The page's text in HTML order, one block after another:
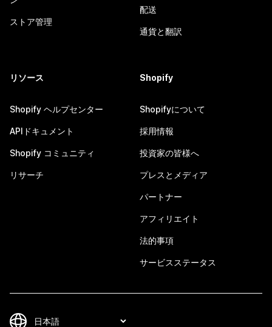
ストア管理
配送
通貨と翻訳
リソース
Shopify ヘルプセンター
APIドキュメント
Shopify コミュニティ
リサーチ
Shopify
Shopifyについて
採用情報
投資家の皆様へ
プレスとメディア
パートナー
アフィリエイト
法的事項
サービスステータス